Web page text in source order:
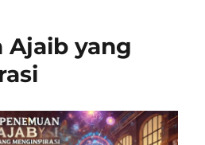
Ajaib yang